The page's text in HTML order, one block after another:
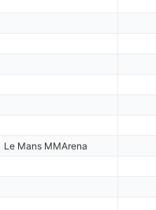
Le Mans MMArena